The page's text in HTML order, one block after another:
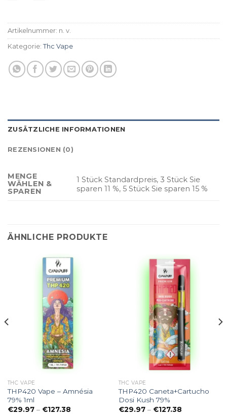
Artikelnummer: n. v.
Kategorie: Thc Vape
ZUSÄTZLICHE INFORMATIONEN
REZENSIONEN (0)
MENGE
WÄHLEN &
SPAREN
1 Stück Standardpreis, 3 Stück Sie
sparen 11 %, 5 Stück Sie sparen 15 %
ÄHNLICHE PRODUKTE
THC VAPE
THP420 Vape – Amnésia
79% 1ml
€29.97 – €127.38Preisspanne:
THC VAPE
THP420 Caneta+Cartucho
Dosi Kush 79%
€29.97 – €127.38Preisspanne: